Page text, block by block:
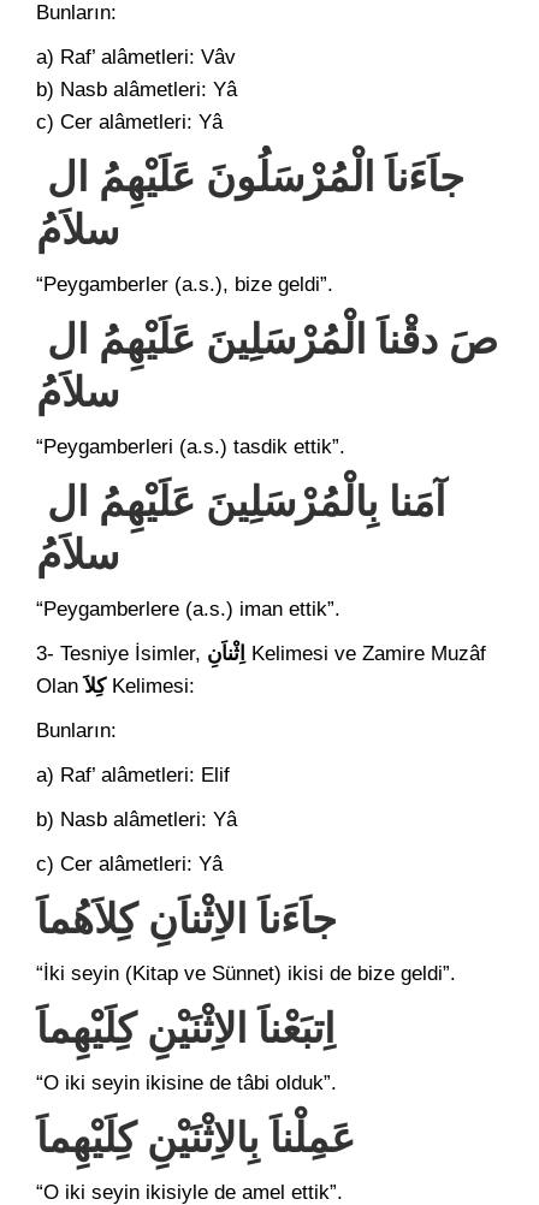
Bunların:
a) Raf’ alâmetleri: Vâv
b) Nasb alâmetleri: Yâ
c) Cer alâmetleri: Yâ
جاَءَناَ الْمُرْسَلُونَ عَلَيْهِمُ ال
سلاَمُ
“Peygamberler (a.s.), bize geldi”.
صَ دقْناَ الْمُرْسَلِينَ عَلَيْهِمُ ال
سلاَمُ
“Peygamberleri (a.s.) tasdik ettik”.
آمَنا بِالْمُرْسَلِينَ عَلَيْهِمُ ال
سلاَمُ
“Peygamberlere (a.s.) iman ettik”.
3- Tesniye İsimler, اِثْناَنِ Kelimesi ve Zamire Muzâf
OlanكِلاَKelimesi:
Bunların:
a) Raf’ alâmetleri: Elif
b) Nasb alâmetleri: Yâ
c) Cer alâmetleri: Yâ
جاَءَناَ الاِثْناَنِ كِلاَهُماَ
“İki seyin (Kitap ve Sünnet) ikisi de bize geldi”.
اِتبَعْناَ الاِثْنَيْنِ كِلَيْهِماَ
“O iki seyin ikisine de tâbi olduk”.
عَمِلْناَ بِالاِثْنَيْنِ كِلَيْهِماَ
“O iki seyin ikisiyle de amel ettik”.